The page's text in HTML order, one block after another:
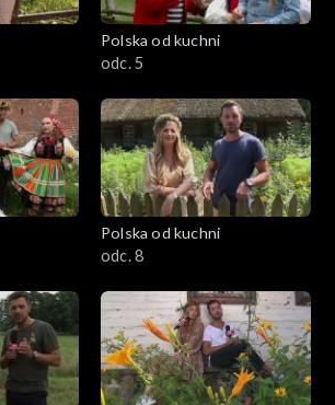
Polska od kuchni
odc. 5
Polska od kuchni
odc. 8